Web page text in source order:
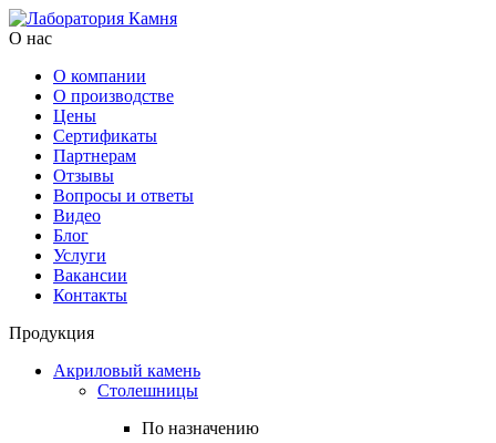
О нас
О компании
О производстве
Цены
Cертификаты
Партнерам
Отзывы
Вопросы и ответы
Видео
Блог
Услуги
Вакансии
Контакты
Продукция
Акриловый камень
Столешницы
По назначению